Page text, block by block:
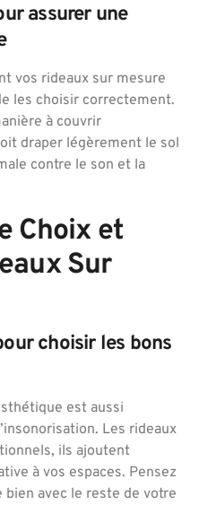
assurer une
vos rideaux sur mesure
les choisir correctement.
à couvrir
draper légèrement le sol
contre le son et la
Choix et
Sur
choisir les bons
est aussi
Les rideaux
ils ajoutent
à vos espaces. Pensez
avec le reste de votre